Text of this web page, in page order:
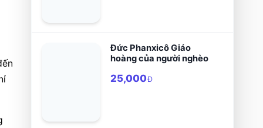
Đức Phanxicô Giáo
hoàng của người nghèo
25,000Đ